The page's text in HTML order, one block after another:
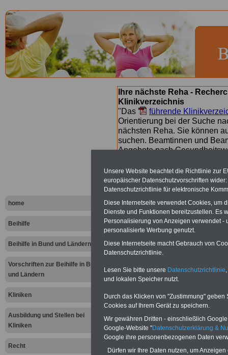
home
Beihilfe
Beihilfe in Bund und Ländern
Vorschriften zur Beihilfe in Bund
und Ländern
Kliniken
Ausbildung und Stellen bei
Kliniken
Recht
Ihre nächste Reha -
Klinikverzeichnis
"Das
führende
Orientierung bei der Suche
nächsten Reha. Sie können
suchen. Beamtinnen und
Angebote nach
Presse-
N
.
Themen-
In dieser Rubrik
Informationen,
interessante
und über den
Unsere Website beachtet die Richtlinie zur
europäischer Datenschutzvorschriften
Datenschutzrichtlinie für elektronische
Diese Internetseite verwendet Cookies, um
Dienste und Funktionen bereitzustellen. Es
Personalisierung von Anzeigen verwendet
personalisierte Werbung genutzt.
Diese Internetseite macht Gebrauch von
Datenschutzrichtlinie.
Lesen Sie bitte unsere Datenschutzrichtlinie
und lokalen Speicher nutzt.
Durch das Klicken von "Zustimmung"
Cookies auf Ihrem Gerät zu speichern.
Wir gewähren Dritten - einschließlich
Google-Website "Datenschutzerklärung &
Google ihre personenbezogenen Daten
Dürfen wir Ihre Daten nutzen, um